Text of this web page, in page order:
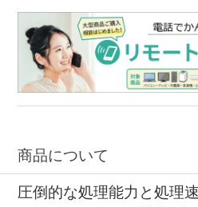
商品について
圧倒的な処理能力と処理